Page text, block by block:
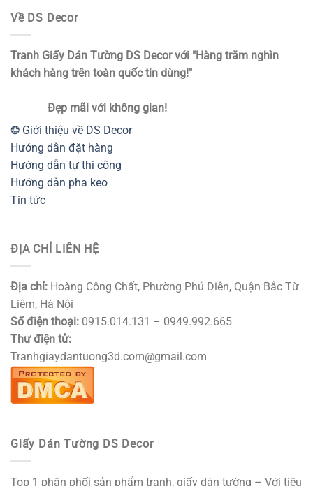
Về DS Decor
Tranh Giấy Dán Tường DS Decor với "Hàng trăm nghìn
khách hàng trên toàn quốc tin dùng!"
Đẹp mãi với không gian!
❂ Giới thiệu về DS Decor
Hướng dẫn đặt hàng
Hướng dẫn tự thi công
Hướng dẫn pha keo
Tin tức
ĐỊA CHỈ LIÊN HỆ
Địa chỉ: Hoàng Công Chất, Phường Phú Diễn, Quận Bắc Từ
Liêm, Hà Nội
Số điện thoại: 0915.014.131 – 0949.992.665
Thư điện tử:
Tranhgiaydantuong3d.com@gmail.com
Giấy Dán Tường DS Decor
Top 1 phân phối sản phẩm tranh, giấy dán tường – Với tiêu